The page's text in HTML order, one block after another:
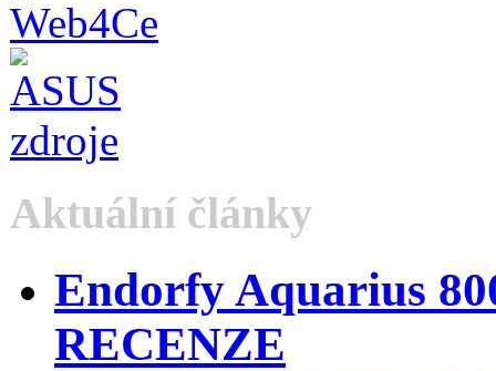
Aktuální články
Endorfy Aquarius
RECENZE